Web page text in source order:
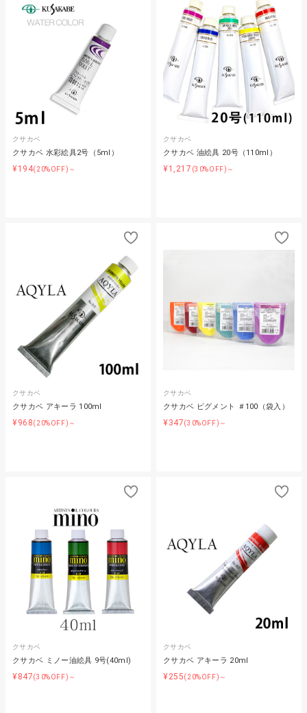
クサカベ
クサカベ 水彩絵具2号（5ml）
¥194(20%OFF)～
クサカベ
クサカベ 油絵具 20号（110ml）
¥1,217 (30%OFF)～
クサカベ
クサカベ アキーラ 100ml
¥968(20%OFF)～
クサカベ
クサカベ ピグメント ＃100（袋入）
¥347(30%OFF)～
クサカベ
クサカベ ミノー油絵具 9号(40ml)
¥847(30%OFF)～
クサカベ
クサカベ アキーラ 20ml
¥255(20%OFF)～